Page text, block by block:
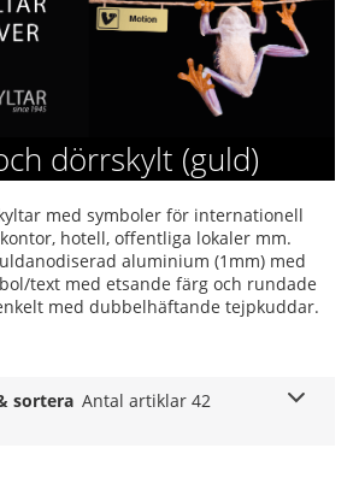
dörrskylt (guld)
med symboler för internationell
hotell, offentliga lokaler mm.
aluminium (1mm) med
text med etsande färg och rundade
med dubbelhäftande tejpkuddar.
sortera Antal artiklar 42